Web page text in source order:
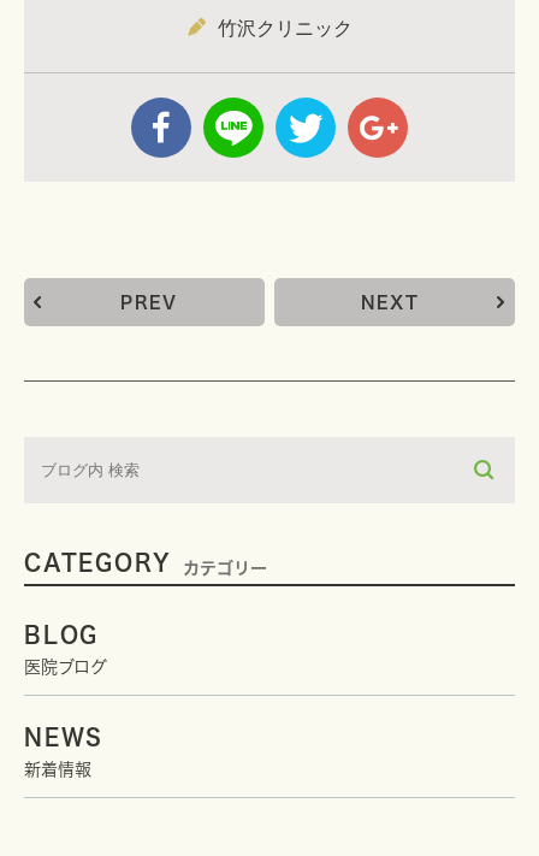
竹沢クリニック
PREV NEXT
CATEGORY カテゴリー
BLOG
医院ブログ
NEWS
新着情報